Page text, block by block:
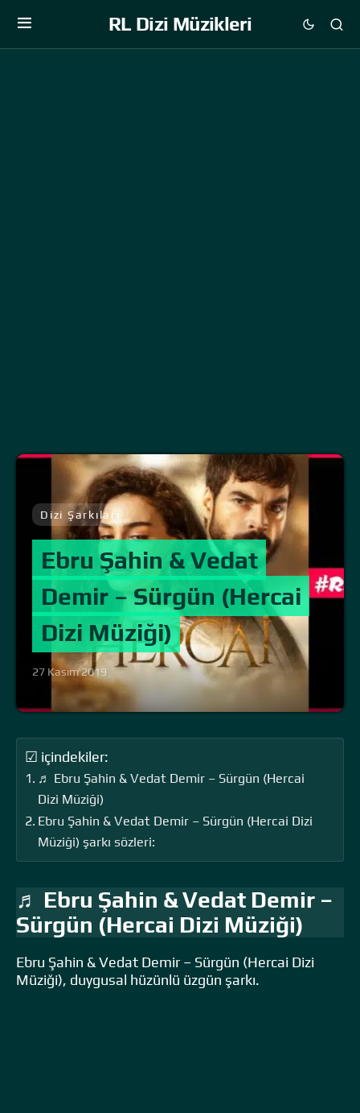
RL Dizi Müzikleri
Dizi Şarkıları
Ebru Şahin & Vedat
Demir – Sürgün (Hercai
Dizi Müziği)
27 Kasım 2019
☑ içindekiler:
♬ Ebru Şahin & Vedat Demir – Sürgün (Hercai
Dizi Müziği)
Ebru Şahin & Vedat Demir – Sürgün (Hercai Dizi
Müziği) şarkı sözleri:
♬ Ebru Şahin & Vedat Demir –
Sürgün (Hercai Dizi Müziği)
Ebru Şahin & Vedat Demir – Sürgün (Hercai Dizi
Müziği), duygusal hüzünlü üzgün şarkı.